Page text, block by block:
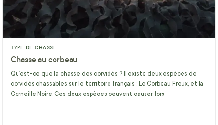
TYPE DE CHASSE
Chasse au corbeau
Qu’est-ce que la chasse des corvidés ? Il existe deux espèces de
corvidés chassables sur le territoire français : Le Corbeau Freux, et la
Corneille Noire. Ces deux espèces peuvent causer, lors